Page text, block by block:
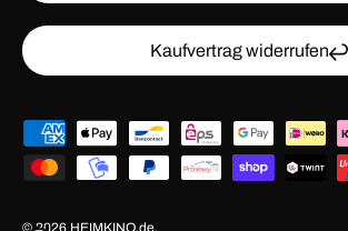
Kaufvertrag widerrufen
Zahlungsmethoden